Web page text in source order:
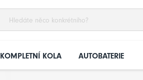
KOMPLETNÍ KOLA AUTOBATERIE